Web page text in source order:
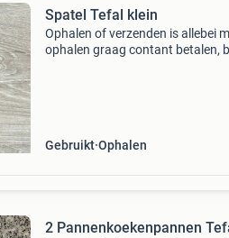
Spatel Tefal klein
Ophalen of verzenden is allebei
ophalen graag contant betalen,
Gebruikt Ophalen
2 Pannenkoekenpannen